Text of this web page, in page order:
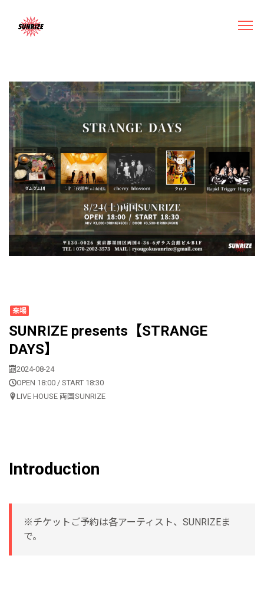
来場
SUNRIZE presents【STRANGE
DAYS】
2024-08-24
OPEN 18:00 / START 18:30
LIVE HOUSE 両国SUNRIZE
Introduction
※チケットご予約は各アーティスト、SUNRIZEま
で。